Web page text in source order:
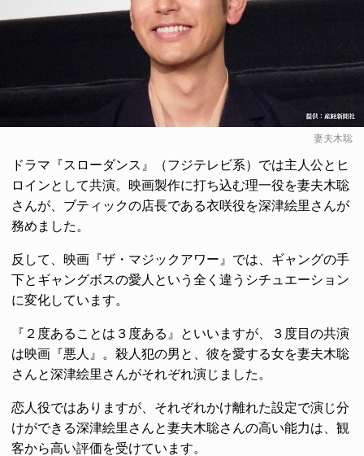
妻夫木聡
ドラマ『スローダンス』（フジテレビ系）では主人公とヒ
ロインとして共演。映画製作に打ち込む理一役を妻夫木聡
さんが、ブティックの店長である衣咲役を深津絵里さんが
務めました。
反して、映画『ザ・マジックアワー』では、ギャングの手
下とギャングボスの愛人という全く違うシチュエーション
に変化しています。
『２度あることは３度ある』といいますが、３度目の共演
は映画『悪人』。殺人犯の男と、彼を愛する女を妻夫木聡
さんと深津絵里さんがそれぞれ演じました。
恋人役ではありますが、それぞれかけ離れた設定で演じ分
けができる深津絵里さんと妻夫木聡さんの高い能力は、観
客から高い評価を受けています。